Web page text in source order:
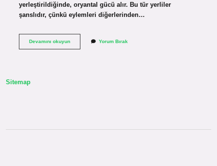
yerleştirildiğinde, oryantal gücü alır. Bu tür yerliler
şanslıdır, çünkü eylemleri diğerlerinden…
Devamını okuyunGüneşin
Yorum Bırak
Sitemap